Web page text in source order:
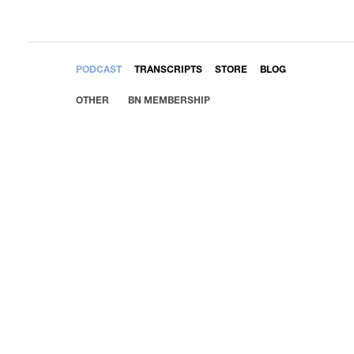
PODCAST TRANSCRIPTS STORE BLOG
OTHER BN MEMBERSHIP